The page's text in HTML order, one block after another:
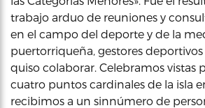
trabajo arduo de reuniones y
en el campo del deporte y de la
puertorriqueña, gestores
quiso colaborar. Celebramos vistas
cuatro puntos cardinales de la isla
recibimos a un sinnúmero de